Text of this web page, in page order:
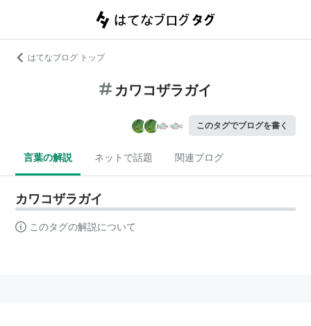
はてなブログ トップ
カワコザラガイ
このタグでブログを書く
言葉の解説 ネットで話題 関連ブログ
カワコザラガイ
このタグの解説について